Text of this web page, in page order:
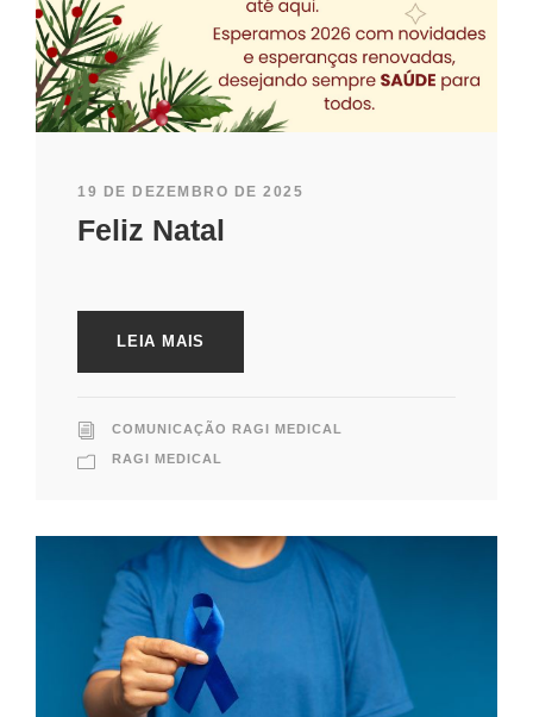
19 DE DEZEMBRO DE 2025
Feliz Natal
LEIA MAIS
COMUNICAÇÃO RAGI MEDICAL
RAGI MEDICAL